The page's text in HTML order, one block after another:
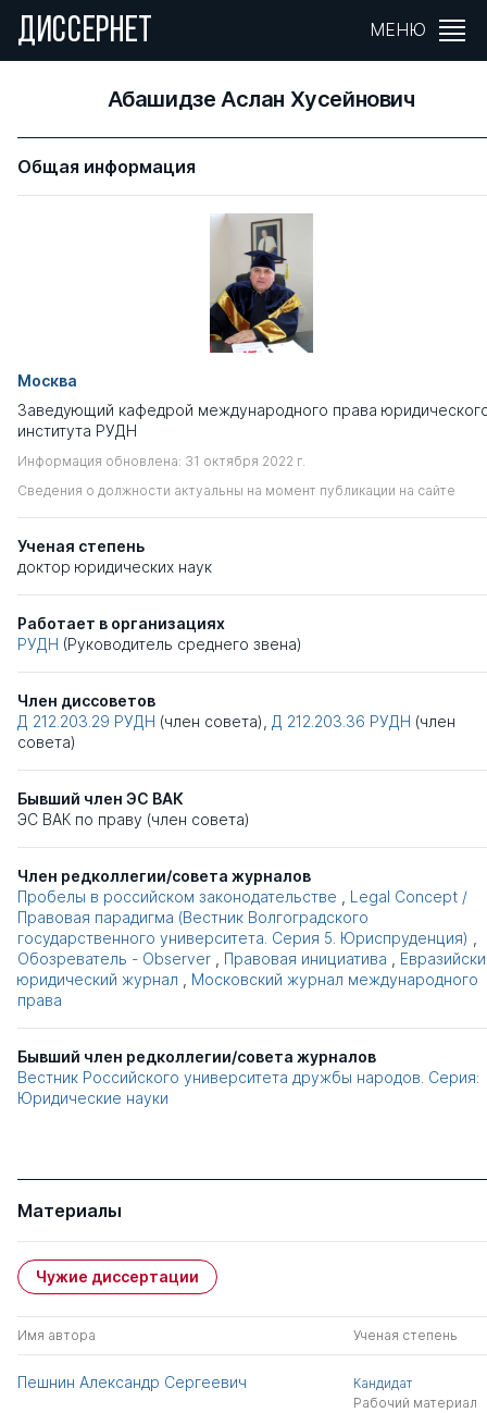
ДИССЕРНЕТ МЕНЮ
Абашидзе Аслан Хусейнович
Общая информация
Москва
Заведующий кафедрой международного права
института РУДН
Информация обновлена: 31 октября 2022 г.
Сведения о должности актуальны на момент публикации на сайте
Ученая степень
доктор юридических наук
Работает в организациях
РУДН (Руководитель среднего звена)
Член диссоветов
Д 212.203.29 РУДН (член совета), Д 212.203.36 РУДН (член
совета)
Бывший член ЭС ВАК
ЭС ВАК по праву (член совета)
Член редколлегии/совета журналов
Пробелы в российском законодательстве
Legal Concept /
Правовая парадигма (Вестник Волгоградского
государственного университета. Серия 5. Юриспруденция)
Обозреватель - Observer
Правовая инициатива
юридический журнал
Московский журнал международного
права
Бывший член редколлегии/совета журналов
Вестник Российского университета дружбы народов. Серия:
Юридические науки
Материалы
Чужие диссертации
Имя автора Ученая степень
Пешнин Александр Сергеевич
Кандидат
Рабочий материал